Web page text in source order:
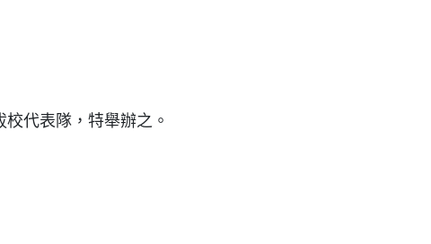
代表隊，特舉辦之。